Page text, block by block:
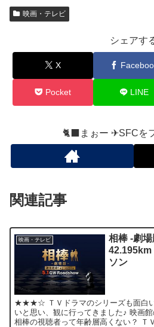
映画・テレビ
シェアす
X
Pocket LINE
🐈‍⬛まぉー ✈︎SFCを
関連記事
映画・テレビ
相棒 -劇
42.195km
ソン
★★★☆ ＴＶドラマのシリーズも面白
いと思い、観に行ってきました♪ 映画館
相棒の視聴者って年齢層高くない？ Ｔ